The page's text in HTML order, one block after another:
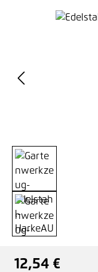
Bildergalerie
Regulärer Preis:
12,54 €